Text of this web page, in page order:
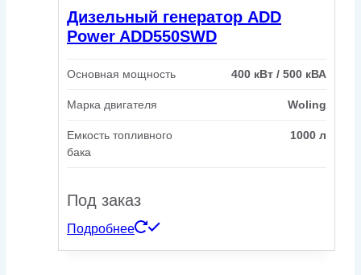
Дизельный генератор ADD
Power ADD550SWD
Основная мощность 400 кВт / 500 кВА
Марка двигателя Woling
Емкость топливного
бака
1000 л
Под заказ
Подробнее